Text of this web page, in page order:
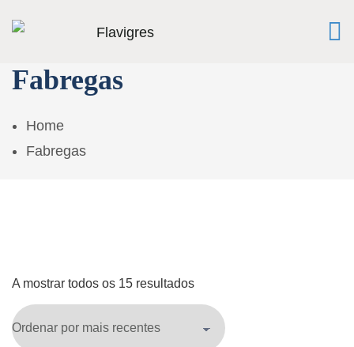
Fabregas
Home
Fabregas
A mostrar todos os 15 resultados